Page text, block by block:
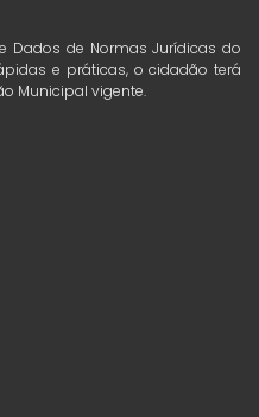
Dados de Normas Jurídicas do
e práticas, o cidadão terá
Municipal vigente.